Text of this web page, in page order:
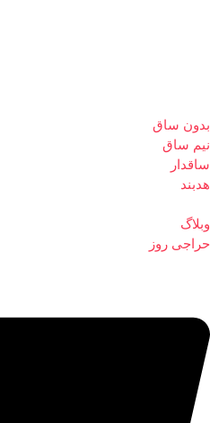
بدون ساق
نیم ساق
ساقدار
هدبند
وبلاگ
حراجی روز